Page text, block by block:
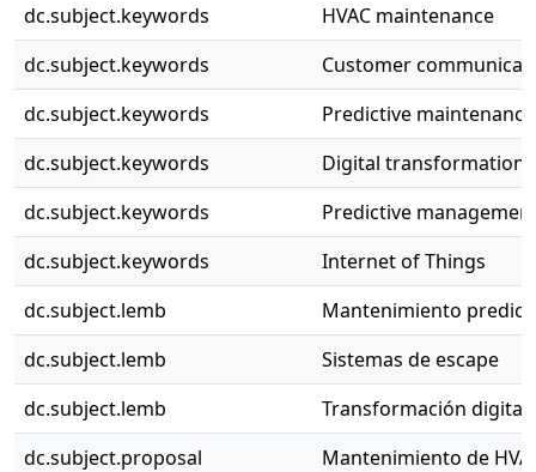
dc.subject.keywords
HVAC maintenance
dc.subject.keywords
Customer
dc.subject.keywords
Predictive maintenance
dc.subject.keywords
Digital transformation
dc.subject.keywords
Predictive
dc.subject.keywords
Internet of Things
dc.subject.lemb
Mantenimiento
dc.subject.lemb
Sistemas de escape
dc.subject.lemb
Transformación digital
dc.subject.proposal
Mantenimiento de